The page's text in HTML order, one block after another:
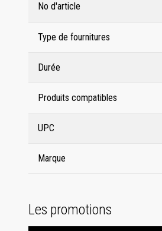
No d'article
Type de fournitures
Durée
Produits compatibles
UPC
Marque
Les promotions